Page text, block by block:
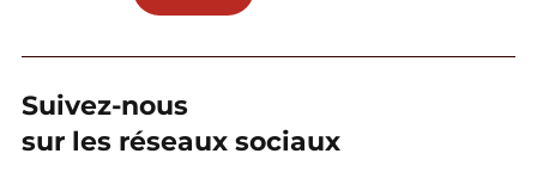
Suivez-nous
sur les réseaux sociaux